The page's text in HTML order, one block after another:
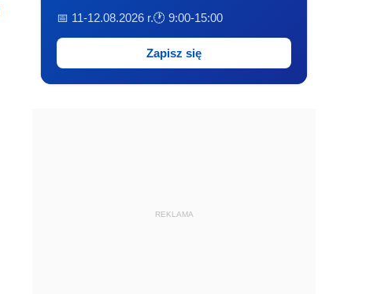
📅 11-12.08.2026 r.🕐 9:00-15:00
Zapisz się
REKLAMA